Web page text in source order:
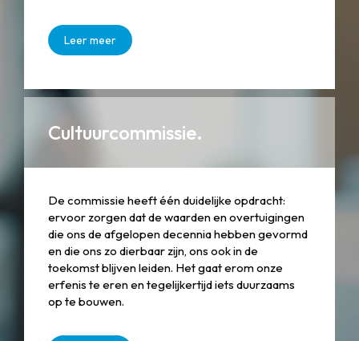
Leer meer
Cultuurcommissie.
De commissie heeft één duidelijke opdracht:
ervoor zorgen dat de waarden en overtuigingen
die ons de afgelopen decennia hebben gevormd
en die ons zo dierbaar zijn, ons ook in de
toekomst blijven leiden. Het gaat erom onze
erfenis te eren en tegelijkertijd iets duurzaams
op te bouwen.